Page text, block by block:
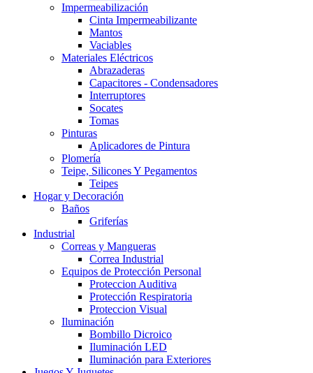
Impermeabilización
Cinta Impermeabilizante
Mantos
Vaciables
Materiales Eléctricos
Abrazaderas
Capacitores - Condensadores
Interruptores
Socates
Tomas
Pinturas
Aplicadores de Pintura
Plomería
Teipe, Silicones Y Pegamentos
Teipes
Hogar y Decoración
Baños
Griferías
Industrial
Correas y Mangueras
Correa Industrial
Equipos de Protección Personal
Proteccion Auditiva
Protección Respiratoria
Proteccion Visual
Iluminación
Bombillo Dicroico
Iluminación LED
Iluminación para Exteriores